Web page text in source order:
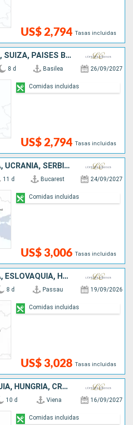
US$ 2,794 Tasas incluidas
FRANCIA, ALEMANIA, SUIZA, PAISES BAJOS
8 d Basilea 26/09/2027
US$ 2,794 Tasas incluidas
Comidas incluidas
RUMANIA, BULGARIA, UCRANIA, SERBIA, HUNGRÍA, ESLOVAQUIA, AUSTRIA
11 d Bucarest 24/09/2027
US$ 3,006 Tasas incluidas
Comidas incluidas
ALEMANIA, AUSTRIA, ESLOVAQUIA, HUNGRÍA
8 d Passau 19/09/2026
US$ 3,028 Tasas incluidas
Comidas incluidas
AUSTRIA, ESLOVAQUIA, HUNGRÍA, CROACIA, SERBIA, BULGARIA, RUMANIA
10 d Viena 16/09/2027
Comidas incluidas